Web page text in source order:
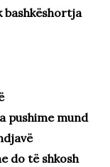
bashkëshortja
pushime mund
do të shkosh